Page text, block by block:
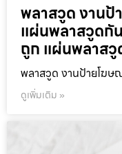
พลาสวูด งานป้
แผ่นพลาสวูดกั
ถูก แผ่นพลาส
พลาสวูด งานป้ายโฆษ
ดูเพิ่มเติม »